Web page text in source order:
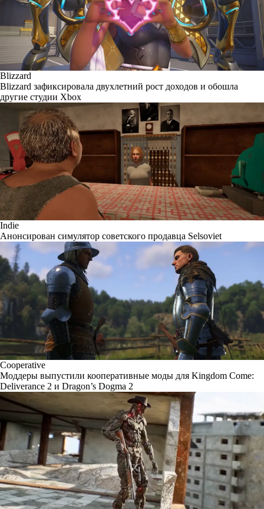
Blizzard
Blizzard зафиксировала двухлетний рост доходов и обошла
другие студии Xbox
Indie
Анонсирован симулятор советского продавца Selsoviet
Cooperative
Моддеры выпустили кооперативные моды для Kingdom Come:
Deliverance 2 и Dragon’s Dogma 2